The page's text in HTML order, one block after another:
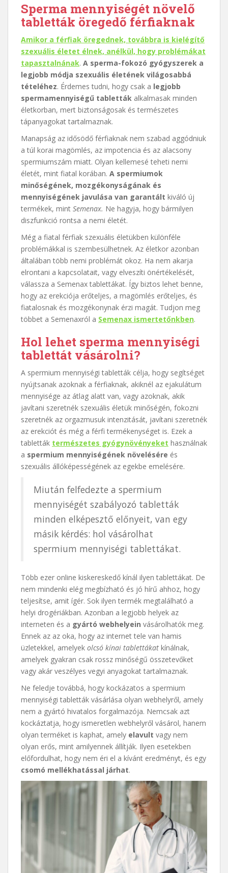
Sperma mennyiségét növelő
tabletták öregedő férfiaknak
Amikor a férfiak öregednek, továbbra is kielégítő
szexuális életet élnek, anélkül, hogy problémákat
tapasztalnának. A sperma-fokozó gyógyszerek a
legjobb módja szexuális életének világosabbá
tételéhez. Érdemes tudni, hogy csak a legjobb
spermamennyiségű tabletták alkalmasak minden
életkorban, mert biztonságosak és természetes
tápanyagokat tartalmaznak.
Manapság az idősödő férfiaknak nem szabad aggódniuk
a túl korai magömlés, az impotencia és az alacsony
spermiumszám miatt. Olyan kellemesé teheti nemi
életét, mint fiatal korában. A spermiumok
minőségének, mozgékonyságának és
mennyiségének javulása van garantált kiváló új
termékek, mint Semenax. Ne hagyja, hogy bármilyen
diszfunkció rontsa a nemi életét.
Még a fiatal férfiak szexuális életükben különféle
problémákkal is szembesülhetnek. Az életkor azonban
általában több nemi problémát okoz. Ha nem akarja
elrontani a kapcsolatait, vagy elveszíti önértékelését,
válassza a Semenax tablettákat. Így biztos lehet benne,
hogy az erekciója erőteljes, a magömlés erőteljes, és
fiatalosnak és mozgékonynak érzi magát. Tudjon meg
többet a Semenaxról a Semenax ismertetőnkben.
Hol lehet sperma mennyiségi
tablettát vásárolni?
A spermium mennyiségi tabletták célja, hogy segítséget
nyújtsanak azoknak a férfiaknak, akiknél az ejakulátum
mennyisége az átlag alatt van, vagy azoknak, akik
javítani szeretnék szexuális életük minőségén, fokozni
szeretnék az orgazmusuk intenzitását, javítani szeretnék
az erekciót és még a férfi termékenységet is. Ezek a
tabletták természetes gyógynövényeket használnak
a spermium mennyiségének növelésére és
szexuális állóképességének az egekbe emelésére.
Miután felfedezte a spermium
mennyiségét szabályozó tabletták
minden elképesztő előnyeit, van egy
másik kérdés: hol vásárolhat
spermium mennyiségi tablettákat.
Több ezer online kiskereskedő kínál ilyen tablettákat. De
nem mindenki elég megbízható és jó hírű ahhoz, hogy
teljesítse, amit ígér. Sok ilyen termék megtalálható a
helyi drogériákban. Azonban a legjobb helyek az
interneten és a gyártó webhelyein vásárolhatók meg.
Ennek az az oka, hogy az internet tele van hamis
üzletekkel, amelyek olcsó kínai tablettákat kínálnak,
amelyek gyakran csak rossz minőségű összetevőket
vagy akár veszélyes vegyi anyagokat tartalmaznak.
Ne feledje továbbá, hogy kockázatos a spermium
mennyiségi tabletták vásárlása olyan webhelyről, amely
nem a gyártó hivatalos forgalmazója. Nemcsak azt
kockáztatja, hogy ismeretlen webhelyről vásárol, hanem
olyan terméket is kaphat, amely elavult vagy nem
olyan erős, mint amilyennek állítják. Ilyen esetekben
előfordulhat, hogy nem éri el a kívánt eredményt, és egy
csomó mellékhatással járhat.